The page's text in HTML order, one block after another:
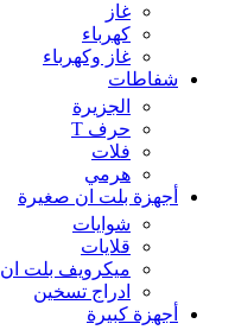
غاز
كهرباء
غاز وكهرباء
شفاطات
الجزيرة
حرف T
فلات
هرمي
أجهزة بلت ان صغيرة
شوايات
قلايات
ميكرويف بلت ان
ادراج تسخين
أجهزة كبيرة